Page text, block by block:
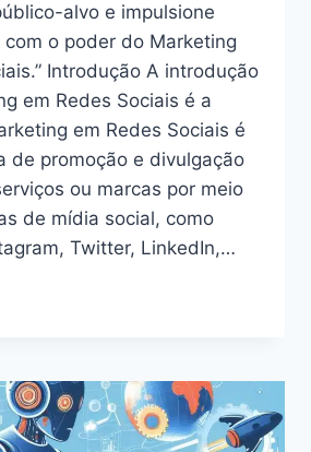
alvo e impulsione
com o poder do Marketing
Introdução A introdução
em Redes Sociais é a
em Redes Sociais é
de promoção e divulgação
ou marcas por meio
de mídia social, como
Twitter, LinkedIn,…